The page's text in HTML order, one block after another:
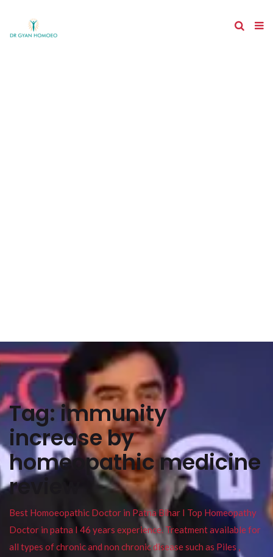
Tag:immunity
increase by
homeopathic medicine
review
Best Homoeopathic Doctor in Patna Bihar I Top Homeopathy
Doctor in patna I 46 years experience. Treatment available for
all types of chronic and non chronic disease such as Piles ,